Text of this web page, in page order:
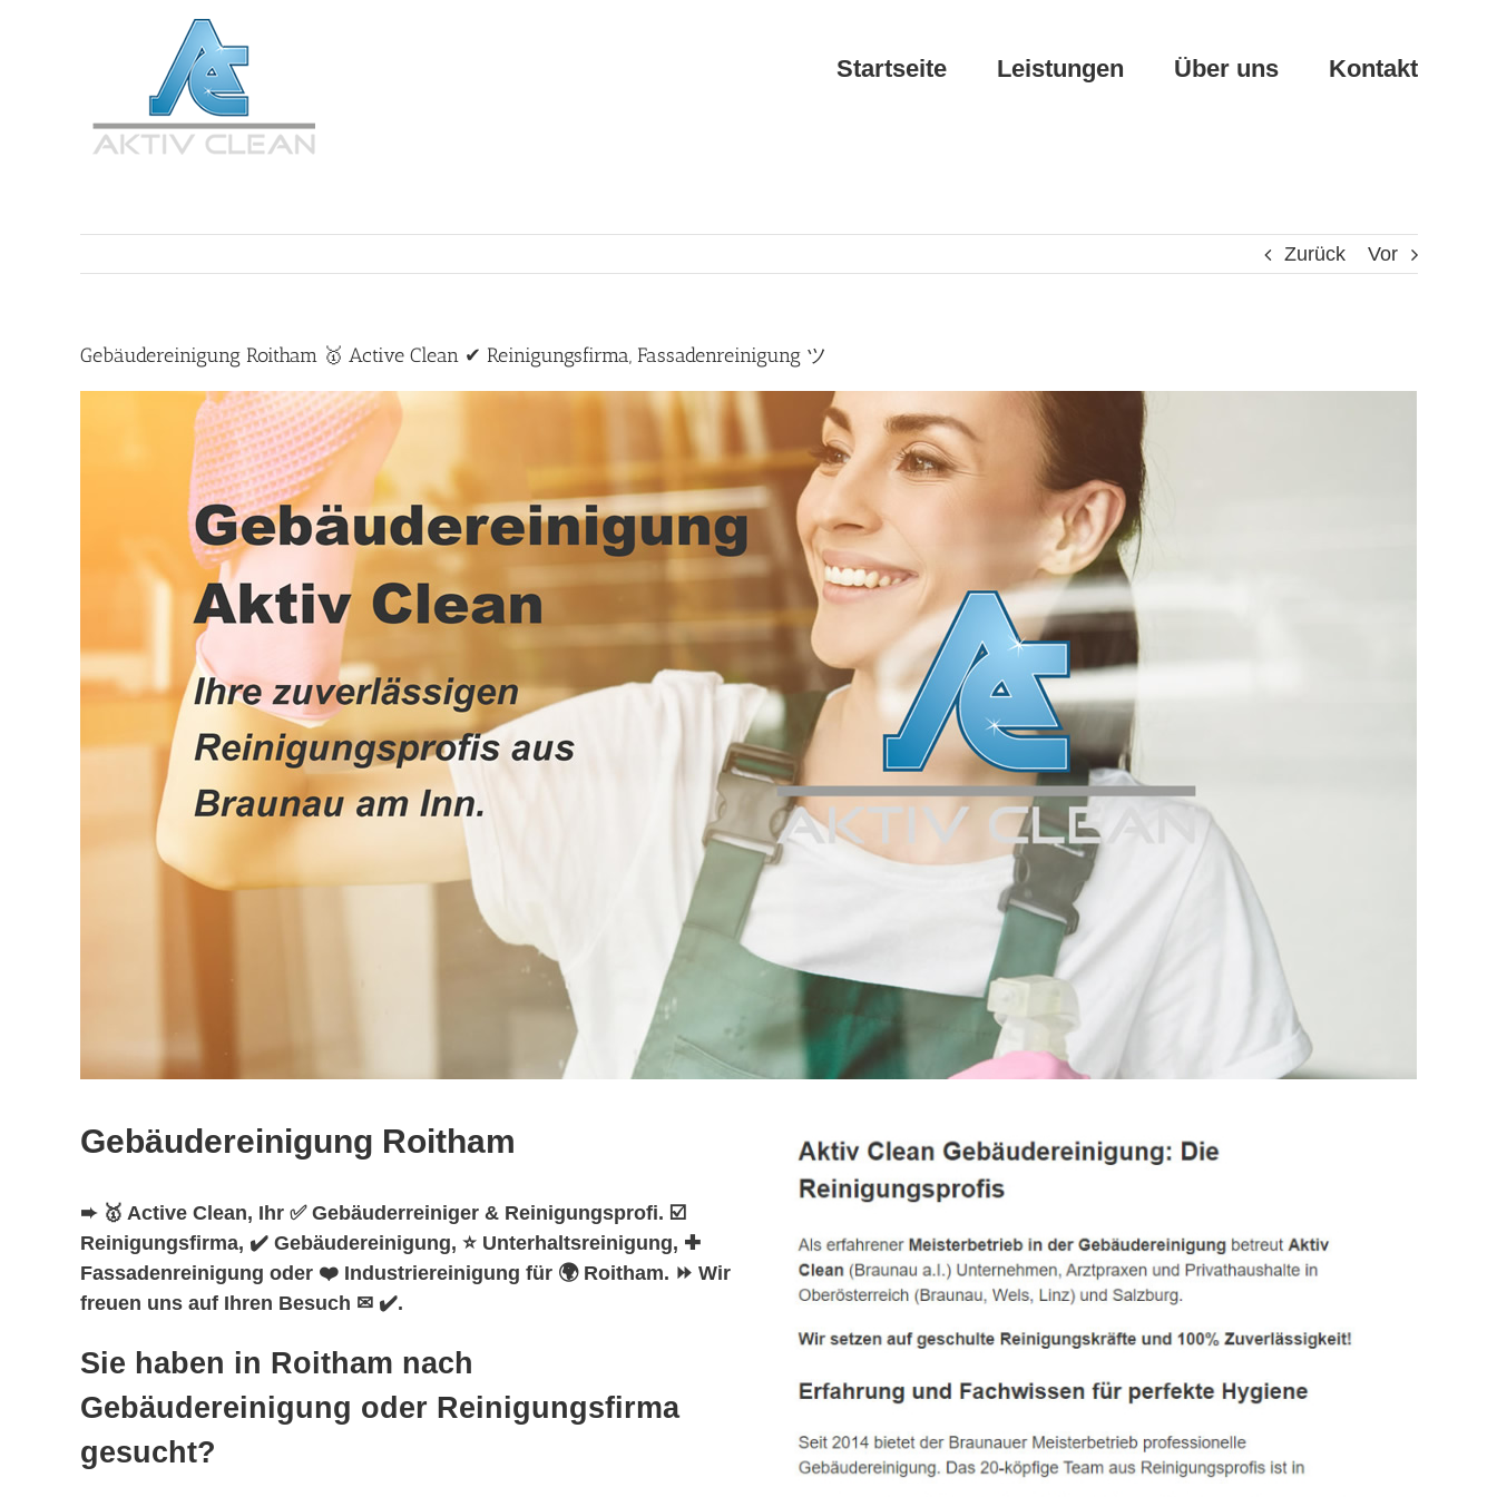
Startseite Leistungen Über uns Kontakt
Zurück Vor
Gebäudereinigung Roitham 🥇 Active Clean ✔ Reinigungsfirma, Fassadenreinigung ツ
Gebäudereinigung Roitham
➨ 🥇 Active Clean, Ihr ✅ Gebäuderreiniger & Reinigungsprofi. ☑️
Reinigungsfirma, ✔️ Gebäudereinigung, ⭐ Unterhaltsreinigung, ✚
Fassadenreinigung oder ❤️ Industriereinigung für 🌍 Roitham. ⏩ Wir
freuen uns auf Ihren Besuch ✉ ✔️.
Sie haben in Roitham nach
Gebäudereinigung oder Reinigungsfirma
gesucht?